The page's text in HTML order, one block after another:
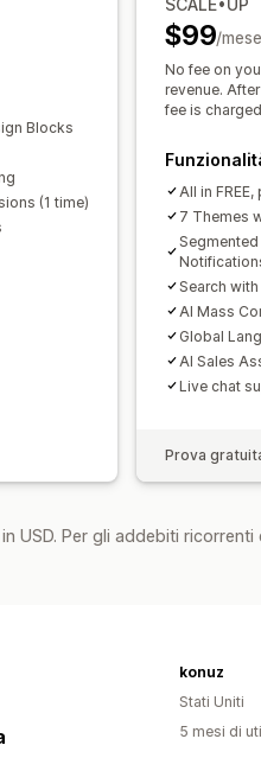
Blocks
(1 time)
$99/mese
No fee on
revenue.
fee is
All in FREE,
7 Themes
Search
AI Mass
Global
AI Sales
Live chat
Prova
USD. Per gli addebiti
konuz
Stati Uniti
5 mesi di